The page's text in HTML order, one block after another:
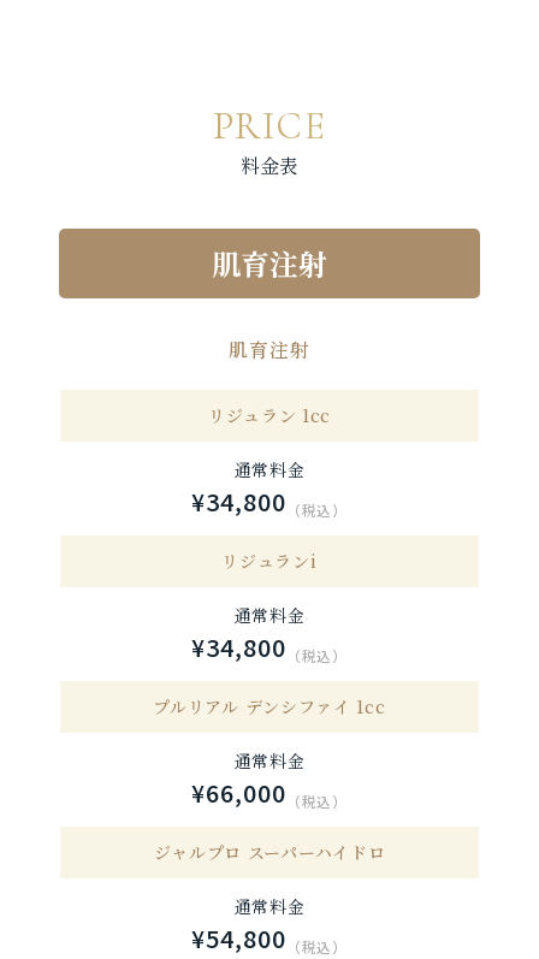
PRICE
料金表
肌育注射
肌育注射
リジュラン 1cc
通常料金
¥34,800 （税込）
リジュランi
通常料金
¥34,800 （税込）
プルリアル デンシファイ 1cc
通常料金
¥66,000 （税込）
ジャルプロ スーパーハイドロ
通常料金
¥54,800 （税込）